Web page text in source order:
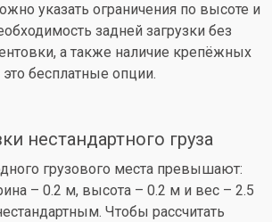
указать ограничения по высоте и
задней загрузки без
а также наличие крепёжных
бесплатные опции.
нестандартного груза
грузового места превышают:
– 0.2 м, высота – 0.2 м и вес – 2.5
Чтобы рассчитать